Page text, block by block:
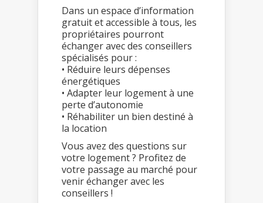
Dans un espace d’information
gratuit et accessible à tous, les
propriétaires pourront
échanger avec des conseillers
spécialisés pour :
• Réduire leurs dépenses
énergétiques
• Adapter leur logement à une
perte d’autonomie
• Réhabiliter un bien destiné à
la location
Vous avez des questions sur
votre logement ? Profitez de
votre passage au marché pour
venir échanger avec les
conseillers !